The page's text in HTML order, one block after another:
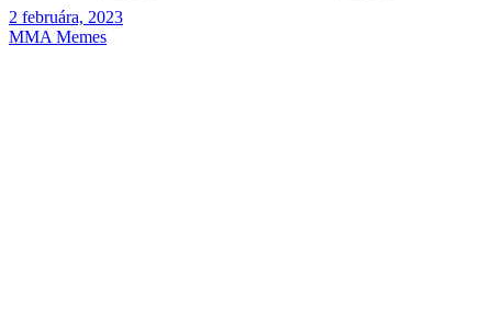
2 februára, 2023
MMA Memes